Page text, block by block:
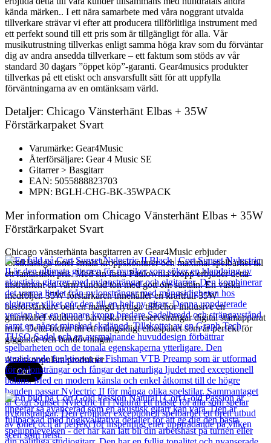
kända märken.. I ett nära samarbete med våra noggrant utvalda
tillverkare strävar vi efter att producera tillförlitliga instrument med
ett perfekt sound till ett pris som är tillgängligt för alla. Vår
musikutrustning tillverkas enligt samma höga krav som du förväntar
dig av andra ansedda tillverkare – ett faktum som stöds av vår
standard 30 dagars ”öppet köp”-garanti. Gear4musics produkter
tillverkas på ett etiskt och ansvarsfullt sätt för att uppfylla
förväntningarna av en omtänksam värld.
Detaljer: Chicago Vänsterhänt Elbas + 35W
Förstärkarpaket Svart
Varumärke: Gear4Music
Återförsäljare: Gear 4 Music SE
Gitarrer > Basgitarr
EAN: 5055888823703
MPN: BGLH-CHG-BK-35WPACK
Mer information om Chicago Vänsterhänt Elbas + 35W
Förstärkarpaket Svart
Chicago vänsterhänta basgitarren av Gear4Music erbjuder
förstklassiga toner smala kroppskonturer och maximal spelbarhet till
ett fantastiskt pris. Med sin fasta Paulownia kropp erbjuder detta
instrument en varm rundad ton med gott om sustain. En väska
medföljer. 35W förstärkaren innehåller en kraftfull 35W
basförstärkare och en mängd nyttiga tillbehör inklusive en
gitarrkabel vadderad bärväska rem reservsträngar digital stämapparat
m.m. Detta bidrar till ett mångsidigt elbaspaket som är perfekt för
giggande och bandövningar.
Andra populära produkter
Cort